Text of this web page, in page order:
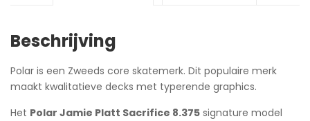
Beschrijving
Polar is een Zweeds core skatemerk. Dit populaire merk
maakt kwalitatieve decks met typerende graphics.
Het Polar Jamie Platt Sacrifice 8.375 signature model